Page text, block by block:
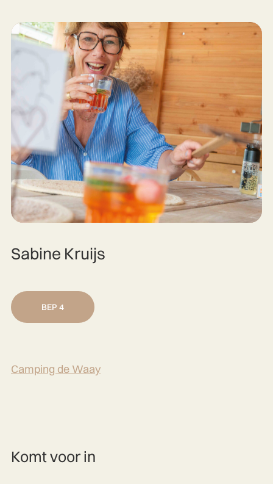
Sabine Kruijs
BEP 4
Camping de Waay
Komt voor in